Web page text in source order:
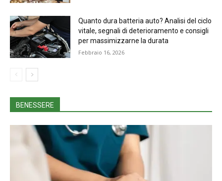
Quanto dura batteria auto? Analisi del ciclo
vitale, segnali di deterioramento e consigli
per massimizzarne la durata
Febbraio 16, 2026
BENESSERE